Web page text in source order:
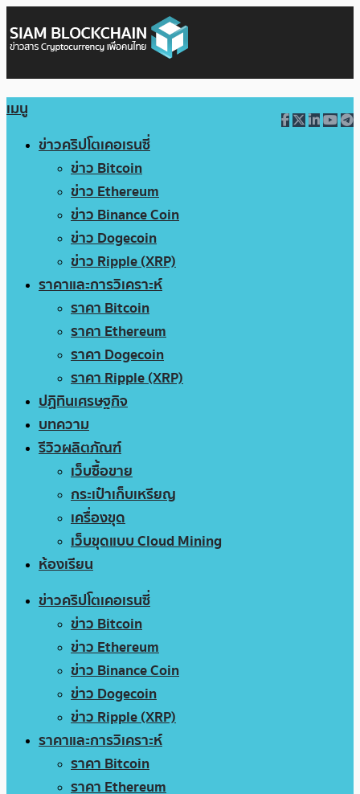
เมนู
ข่าวคริปโตเคอเรนซี่
ข่าว Bitcoin
ข่าว Ethereum
ข่าว Binance Coin
ข่าว Dogecoin
ข่าว Ripple (XRP)
ราคาและการวิเคราะห์
ราคา Bitcoin
ราคา Ethereum
ราคา Dogecoin
ราคา Ripple (XRP)
ปฏิทินเศรษฐกิจ
บทความ
รีวิวผลิตภัณฑ์
เว็บซื้อขาย
กระเป๋าเก็บเหรียญ
เครื่องขุด
เว็บขุดแบบ Cloud Mining
ห้องเรียน
ข่าวคริปโตเคอเรนซี่
ข่าว Bitcoin
ข่าว Ethereum
ข่าว Binance Coin
ข่าว Dogecoin
ข่าว Ripple (XRP)
ราคาและการวิเคราะห์
ราคา Bitcoin
ราคา Ethereum